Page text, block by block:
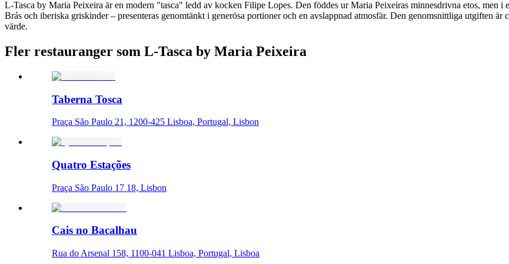
L-Tasca by Maria Peixeira är en modern "tasca" ledd av kocken Filipe Lopes. Den föddes ur Maria Peixeiras minnesdrivna etos, men
Brás och iberiska griskinder – presenteras genomtänkt i generösa portioner och en avslappnad atmosfär. Den genomsnittliga utgiften
värde.
Fler restauranger som L-Tasca by Maria Peixeira
Taberna Tosca
Praça São Paulo 21, 1200-425 Lisboa, Portugal, Lisbon
Quatro Estações
Praça São Paulo 17 18, Lisbon
Cais no Bacalhau
Rua do Arsenal 158, 1100-041 Lisboa, Portugal, Lisboa